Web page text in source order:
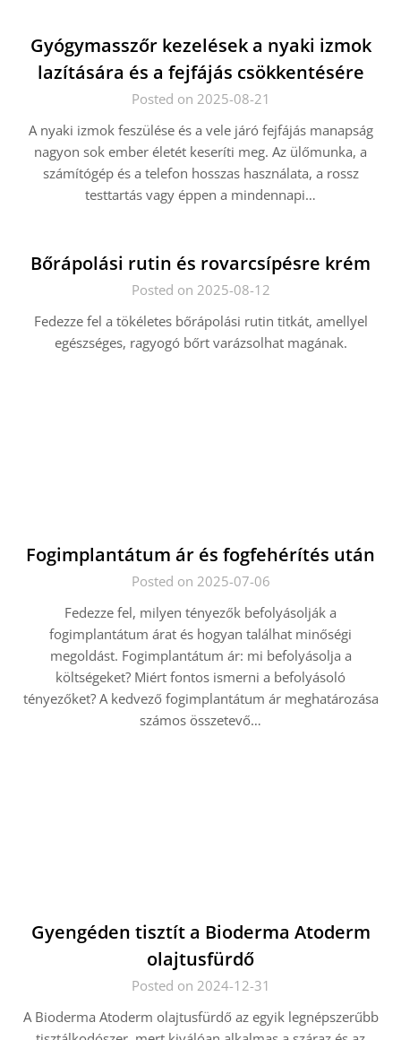
Gyógymasszőr kezelések a nyaki izmok
lazítására és a fejfájás csökkentésére
Posted on 2025-08-21
A nyaki izmok feszülése és a vele járó fejfájás manapság
nagyon sok ember életét keseríti meg. Az ülőmunka, a
számítógép és a telefon hosszas használata, a rossz
testtartás vagy éppen a mindennapi…
Bőrápolási rutin és rovarcsípésre krém
Posted on 2025-08-12
Fedezze fel a tökéletes bőrápolási rutin titkát, amellyel
egészséges, ragyogó bőrt varázsolhat magának.
Fogimplantátum ár és fogfehérítés után
Posted on 2025-07-06
Fedezze fel, milyen tényezők befolyásolják a
fogimplantátum árat és hogyan találhat minőségi
megoldást. Fogimplantátum ár: mi befolyásolja a
költségeket? Miért fontos ismerni a befolyásoló
tényezőket? A kedvező fogimplantátum ár meghatározása
számos összetevő…
Gyengéden tisztít a Bioderma Atoderm
olajtusfürdő
Posted on 2024-12-31
A Bioderma Atoderm olajtusfürdő az egyik legnépszerűbb